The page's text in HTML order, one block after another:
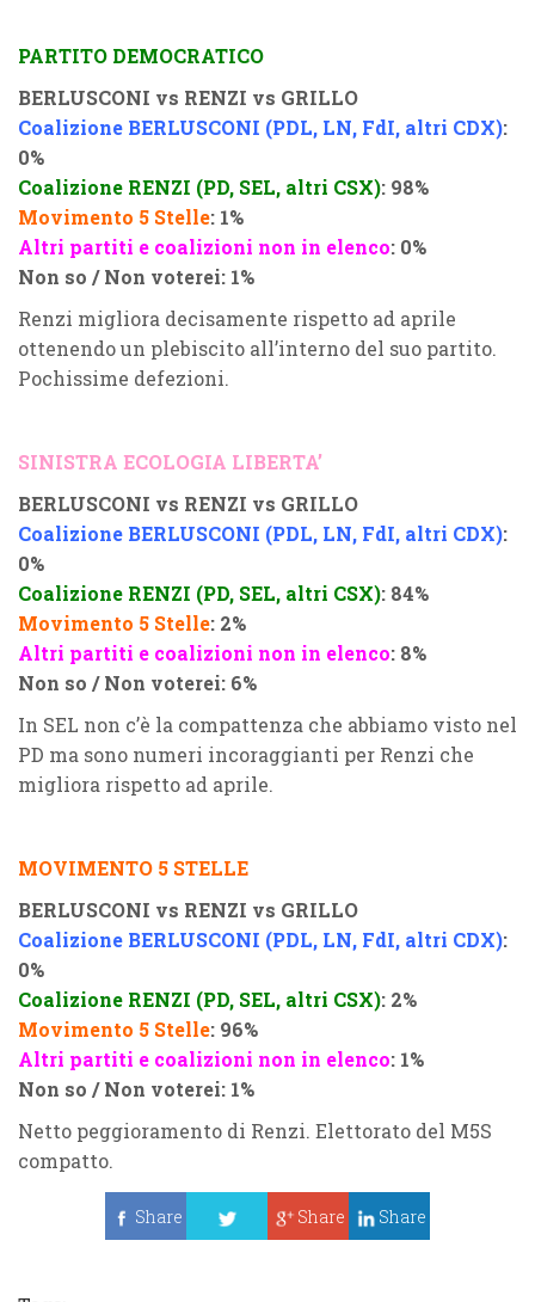
PARTITO DEMOCRATICO
BERLUSCONI vs RENZI vs GRILLO
Coalizione BERLUSCONI (PDL, LN, FdI, altri CDX):
0%
Coalizione RENZI (PD, SEL, altri CSX): 98%
Movimento 5 Stelle: 1%
Altri partiti e coalizioni non in elenco: 0%
Non so / Non voterei: 1%
Renzi migliora decisamente rispetto ad aprile
ottenendo un plebiscito all’interno del suo partito.
Pochissime defezioni.
SINISTRA ECOLOGIA LIBERTA’
BERLUSCONI vs RENZI vs GRILLO
Coalizione BERLUSCONI (PDL, LN, FdI, altri CDX):
0%
Coalizione RENZI (PD, SEL, altri CSX): 84%
Movimento 5 Stelle: 2%
Altri partiti e coalizioni non in elenco: 8%
Non so / Non voterei: 6%
In SEL non c’è la compattenza che abbiamo visto nel
PD ma sono numeri incoraggianti per Renzi che
migliora rispetto ad aprile.
MOVIMENTO 5 STELLE
BERLUSCONI vs RENZI vs GRILLO
Coalizione BERLUSCONI (PDL, LN, FdI, altri CDX):
0%
Coalizione RENZI (PD, SEL, altri CSX): 2%
Movimento 5 Stelle: 96%
Altri partiti e coalizioni non in elenco: 1%
Non so / Non voterei: 1%
Netto peggioramento di Renzi. Elettorato del M5S
compatto.
Share
Share Share